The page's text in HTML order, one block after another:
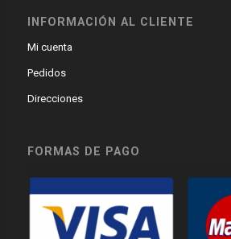
INFORMACIÓN AL CLIENTE
Mi cuenta
Pedidos
Direcciones
FORMAS DE PAGO